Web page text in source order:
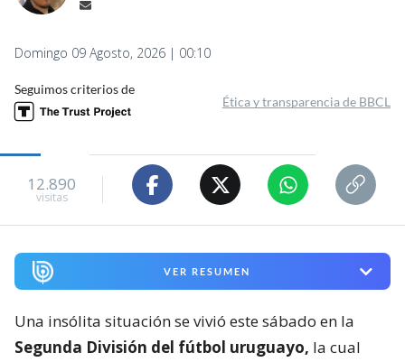
Domingo 09 Agosto, 2026 | 00:10
Seguimos criterios de
Ética y transparencia de BBCL
12.890
visitas
VER RESUMEN
Una insólita situación se vivió este sábado en la
Segunda División del fútbol uruguayo, la cual